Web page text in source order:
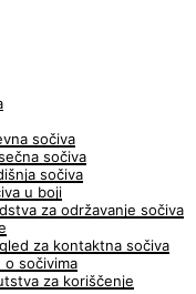
sočiva
sočiva
sočiva
u boji
za održavanje sočiva
za kontaktna sočiva
o sočivima
za koriščenje